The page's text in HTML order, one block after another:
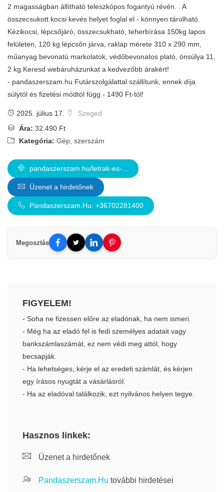
2 magasságban állítható teleszkópos fogantyú révén. . A
összecsukott kocsi kevés helyet foglal el - könnyen tárolható.
Kézikocsi, lépcsőjáró, összecsukható, teherbírása 150kg lapos
felületen, 120 kg lépcsőn járva, raklap mérete 310 x 290 mm,
műanyag bevonatú markolatok, védőbevonatos plató, önsúlya 11,
2 kg Keresd webáruházunkat a kedvezőbb árakért!
- pandaszerszam.hu Futárszolgálattal szállítunk, ennek díja
súlytól és fizetési módtól függ - 1490 Ft-tól!
2025. július 17.
Szeged
Ára: 32.490 Ft
Kategória: Gép, szerszám
pandaszerszam.hu/letrak-es-...
Üzenet a hirdetőnek
Pandaszerszam.Hu: +36702281400
Megosztás
FIGYELEM!
- Soha ne fizessen előre az eladónak, ha nem ismeri.
- Még ha az eladó fel is fedi személyes adatait vagy
bankszámlaszámát, ez nem védi meg attól, hogy
becsapják.
- Ha lehetséges, kérje el az eredeti számlát, és kérjen
egy írásos nyugtát a vásárlásról.
- Ha az eladóval találkozik, ezt nyilvános helyen tegye.
Hasznos linkek:
Üzenet a hirdetőnek
Pandaszerszam.Hu további hirdetései